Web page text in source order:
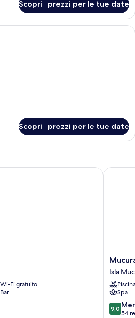
Scopri i prezzi per le tue date
Una struttura in legno con tetto di
Scopri i prezzi per le tue date
Wi-Fi gratuito
Bar
Mucura
Club
Hotel
Isla
Mucura
Isla
Piscina
Spa
9.0
su
9,0
54
Mucura